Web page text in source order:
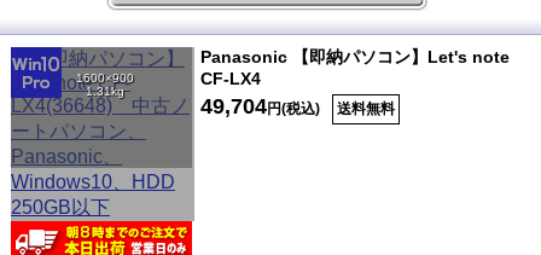
1600×900
1.31kg
Panasonic 【即納パソコン】Let's note
CF-LX4
49,704円(税込) 送料無料